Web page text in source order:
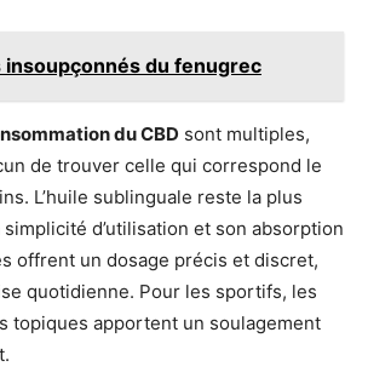
insoupçonnés du fenugrec
du CBD sont multiples,
de trouver celle qui correspond le
L’huile sublinguale reste la plus
d’utilisation et son absorption
offrent un dosage précis et discret,
quotidienne. Pour les sportifs, les
topiques apportent un soulagement